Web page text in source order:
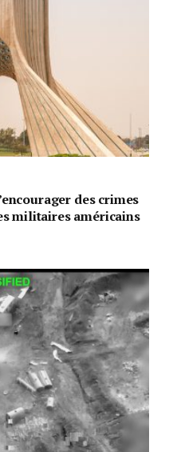
des crimes
militaires américains